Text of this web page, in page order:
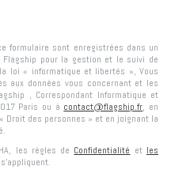
formulaire sont enregistrées dans un
Flagship pour la gestion et le suivi de
loi « informatique et libertés », Vous
aux données vous concernant et les
, Correspondant Informatique et
Paris ou à contact@flagship.fr, en
Droit des personnes » et en joignant la
les règles de Confidentialité et les